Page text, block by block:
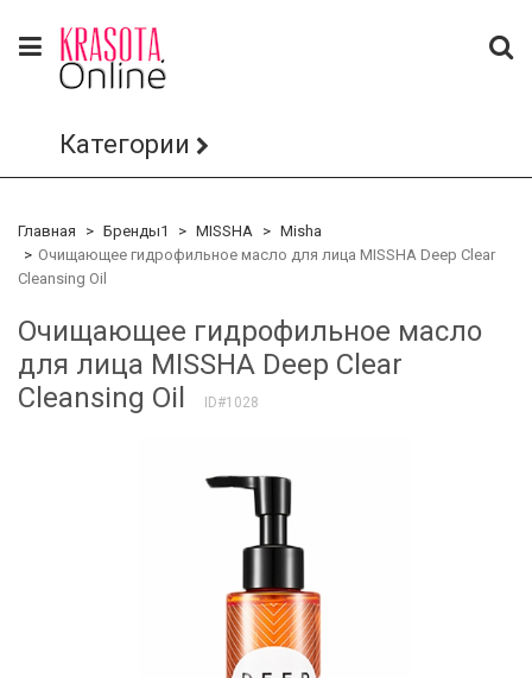
Категории
Главная Бренды1 MISSHA
Misha
Очищающее гидрофильное масло для лица MISSHA Deep Clear
Cleansing Oil
Очищающее гидрофильное масло
для лица MISSHA Deep Clear
Cleansing Oil
ID#1028